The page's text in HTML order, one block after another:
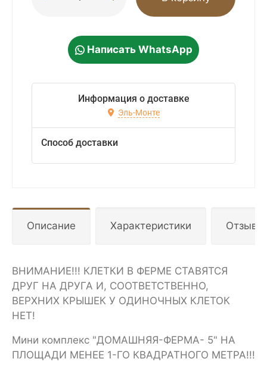
Написать WhatsApp
Информация о доставке
Эль-Монте
Способ доставки
Описание Характеристики
ВНИМАНИЕ!!! КЛЕТКИ В ФЕРМЕ СТАВЯТСЯ
ДРУГ НА ДРУГА И, СООТВЕТСТВЕННО,
ВЕРХНИХ КРЫШЕК У ОДИНОЧНЫХ КЛЕТОК
НЕТ!
Мини комплекс "ДОМАШНЯЯ-ФЕРМА- 5" НА
ПЛОЩАДИ МЕНЕЕ 1-ГО КВАДРАТНОГО МЕТРА!!!